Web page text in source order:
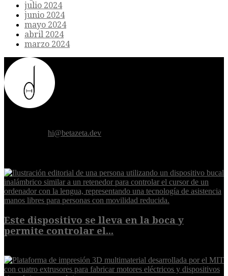
julio 2024
junio 2024
mayo 2024
abril 2024
marzo 2024
hi@betazeta.dev
Este dispositivo se lleva en la boca y
permite controlar el...